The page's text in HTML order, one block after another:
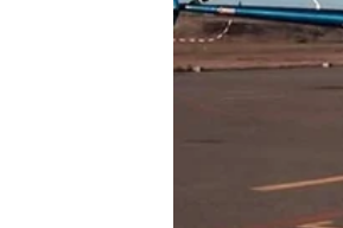
Pred vama je
Ako ste razmišljali
sada možete
Sve što započnete